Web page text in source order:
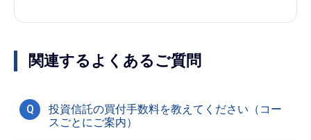
関連するよくあるご質問
Q
投資信託の買付手数料を教えてください（コー
スごとにご案内）